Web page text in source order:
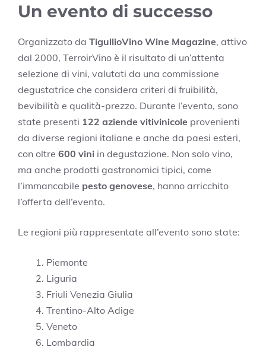
Un evento di successo
Organizzato da TigullioVino Wine Magazine, attivo
dal 2000, TerroirVino è il risultato di un’attenta
selezione di vini, valutati da una commissione
degustatrice che considera criteri di fruibilità,
bevibilità e qualità-prezzo. Durante l’evento, sono
state presenti 122 aziende vitivinicole provenienti
da diverse regioni italiane e anche da paesi esteri,
con oltre 600 vini in degustazione. Non solo vino,
ma anche prodotti gastronomici tipici, come
l’immancabile pesto genovese, hanno arricchito
l’offerta dell’evento.
Le regioni più rappresentate all’evento sono state:
Piemonte
Liguria
Friuli Venezia Giulia
Trentino-Alto Adige
Veneto
Lombardia